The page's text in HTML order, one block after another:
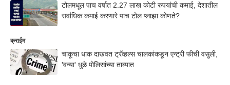
टोलमधूल पाच वर्षात 2.27 लाख कोटी रुपयांची कमाई, देशातील
सर्वाधिक कमाई करणारे पाच टोल प्लाझा कोणते?
क्राईम
चाकूचा धाक दाखवत ट्रॅव्हल्स चालकांकडून एन्ट्री फीची वसुली,
'वन्या' धुळे पोलिसांच्या ताब्यात